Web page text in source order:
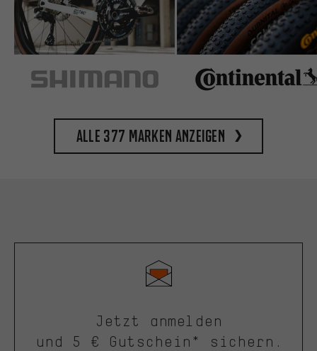
Alle 377 Marken anzeigen
Jetzt anmelden
und 5 € Gutschein* sichern.